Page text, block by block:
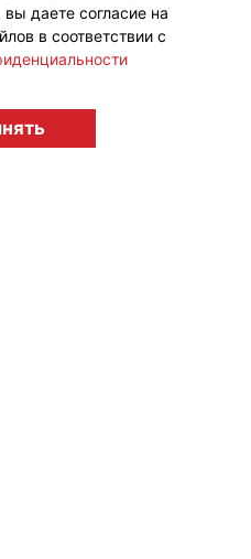
2009-2026 12+
даете согласие на
в соответствии с